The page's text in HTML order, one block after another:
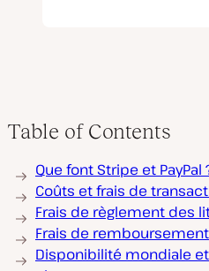
Table of Contents
Que font Stripe et PayPal
Coûts et frais de
Frais de règlement des
Frais de remboursement
Disponibilité mondiale